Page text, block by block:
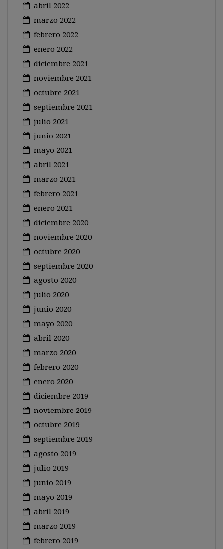
abril 2022
marzo 2022
febrero 2022
enero 2022
diciembre 2021
noviembre 2021
octubre 2021
septiembre 2021
julio 2021
junio 2021
mayo 2021
abril 2021
marzo 2021
febrero 2021
enero 2021
diciembre 2020
noviembre 2020
octubre 2020
septiembre 2020
agosto 2020
julio 2020
junio 2020
mayo 2020
abril 2020
marzo 2020
febrero 2020
enero 2020
diciembre 2019
noviembre 2019
octubre 2019
septiembre 2019
agosto 2019
julio 2019
junio 2019
mayo 2019
abril 2019
marzo 2019
febrero 2019